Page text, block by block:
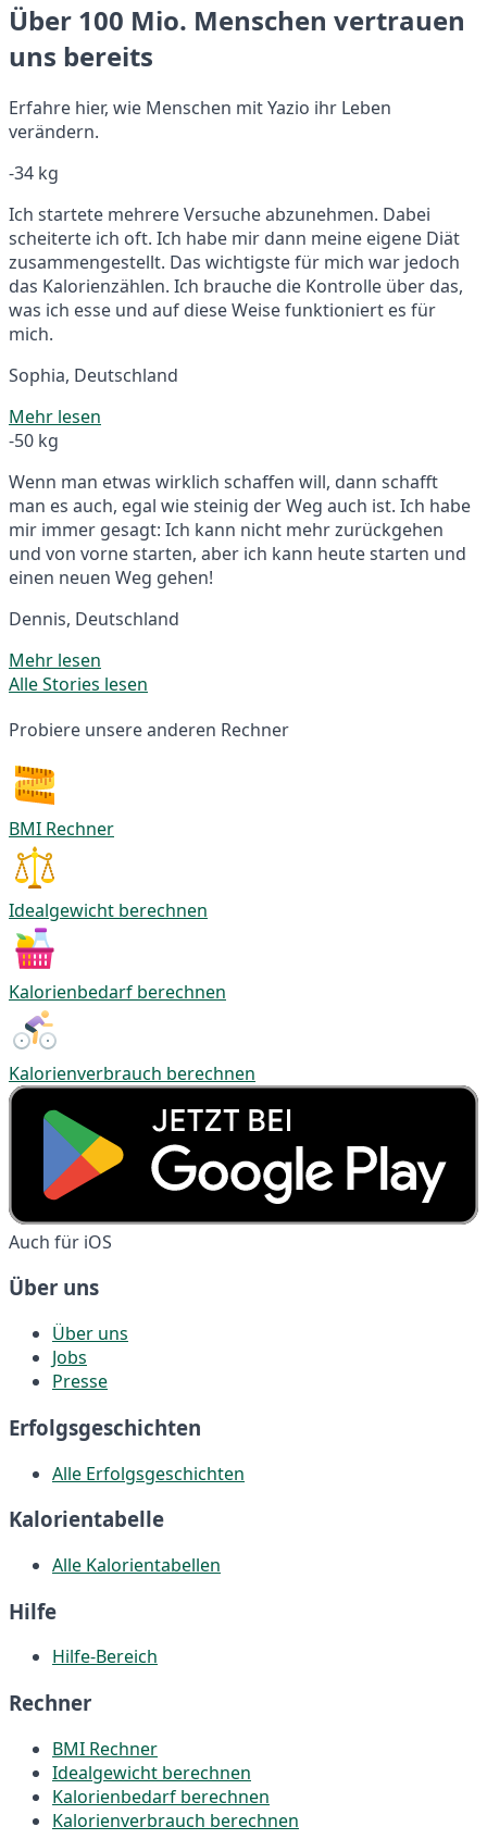
Über 100 Mio. Menschen vertrauen
uns bereits
Erfahre hier, wie Menschen mit Yazio ihr Leben
verändern.
-34 kg
Ich startete mehrere Versuche abzunehmen. Dabei
scheiterte ich oft. Ich habe mir dann meine eigene Diät
zusammengestellt. Das wichtigste für mich war jedoch
das Kalorienzählen. Ich brauche die Kontrolle über das,
was ich esse und auf diese Weise funktioniert es für
mich.
Sophia, Deutschland
Mehr lesen
-50 kg
Wenn man etwas wirklich schaffen will, dann schafft
man es auch, egal wie steinig der Weg auch ist. Ich habe
mir immer gesagt: Ich kann nicht mehr zurückgehen
und von vorne starten, aber ich kann heute starten und
einen neuen Weg gehen!
Dennis, Deutschland
Mehr lesen
Alle Stories lesen
Probiere unsere anderen Rechner
BMI Rechner
Idealgewicht berechnen
Kalorienbedarf berechnen
Kalorienverbrauch berechnen
Auch für iOS
Über uns
Über uns
Jobs
Presse
Erfolgsgeschichten
Alle Erfolgsgeschichten
Kalorientabelle
Alle Kalorientabellen
Hilfe
Hilfe-Bereich
Rechner
BMI Rechner
Idealgewicht berechnen
Kalorienbedarf berechnen
Kalorienverbrauch berechnen